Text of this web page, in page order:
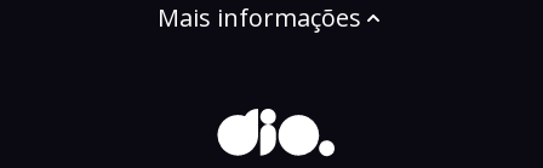
Mais informações